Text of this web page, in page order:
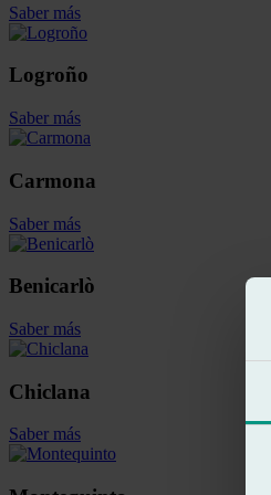
Saber más
Logroño
Saber más
Carmona
Saber más
Benicarlò
Saber más
Chiclana
Saber más